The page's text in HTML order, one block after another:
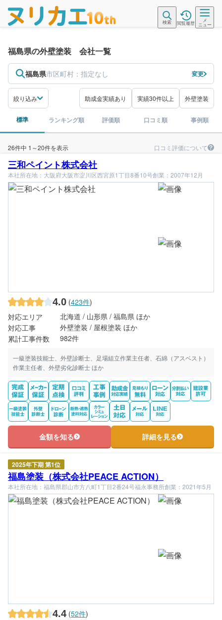
検索 閲覧履歴
メ
ニュー
福島県の外壁塗装 会社一覧
福島県市区町村： 指定なし 変更
絞り込み 助成金実績あり 実績30件以上 外壁塗装
標準 ランキング順 評価順 口コミ順 事例順
26件中 1～20件を表示 口コミ評価について
三和ペイント株式会社
本社所在地：大阪府大阪市淀川区西宮原1丁目8番10号創業：2007年12月
4.0 (423件)
対応エリア
北海道 / 山形県 / 福島県 ほか
対応工事
外壁塗装 / 屋根塗装 ほか
累計工事件数
982件
一級塗装技能士、外壁診断士、足場組立作業主任者、石綿（アスベスト）
作業主任者、外壁劣化診断士 ほか
金額を知る 詳細を見る
2025年下期 第1位
福島塗装（株式会社PEACE ACTION）
本社所在地：福島県郡山市方八町1丁目2番24号福永事務所創業：2021年5月
4.4 (52件)